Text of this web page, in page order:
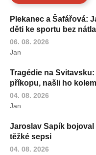
Plekanec a Šafářová:
děti ke sportu bez
06. 08. 2026
Jan
Tragédie na
příkopu, našli ho
04. 08. 2026
Jan
Jaroslav Sapík bojoval
těžké sepsi
04. 08. 2026